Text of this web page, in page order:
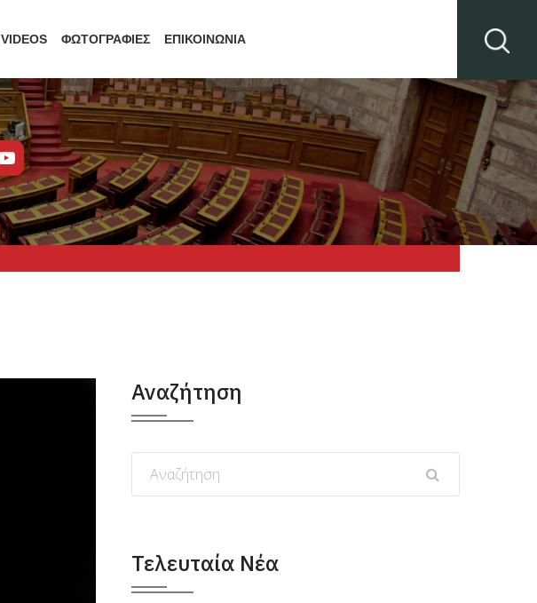
VIDEOS ΦΩΤΟΓΡΑΦΙΕΣ ΕΠΙΚΟΙΝΩΝΙΑ
Αναζήτηση
Τελευταία Νέα